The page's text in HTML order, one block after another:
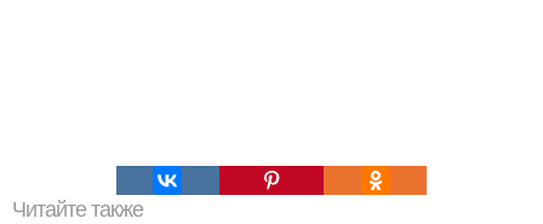
Читайте также